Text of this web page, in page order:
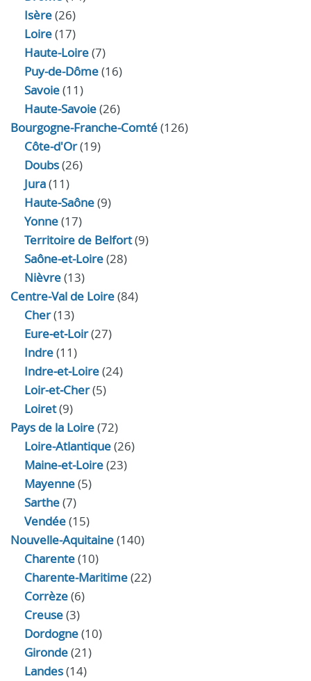
Isère(26)
Loire(17)
Haute-Loire(7)
Puy-de-Dôme(16)
Savoie(11)
Haute-Savoie(26)
Bourgogne-Franche-Comté(126)
Côte-d'Or(19)
Doubs(26)
Jura(11)
Haute‑Saône(9)
Yonne(17)
Territoire de Belfort(9)
Saône-et-Loire(28)
Nièvre(13)
Centre-Val de Loire(84)
Cher(13)
Eure‑et‑Loir(27)
Indre(11)
Indre‑et‑Loire(24)
Loir‑et‑Cher(5)
Loiret(9)
Pays de la Loire(72)
Loire-Atlantique(26)
Maine-et-Loire(23)
Mayenne(5)
Sarthe(7)
Vendée(15)
Nouvelle-Aquitaine(140)
Charente(10)
Charente-Maritime(22)
Corrèze(6)
Creuse(3)
Dordogne(10)
Gironde(21)
Landes(14)